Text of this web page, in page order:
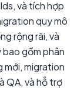
và tích hợp
quy mô
rộng rãi, và
gồm phân
mới, migration
QA, và hỗ trợ